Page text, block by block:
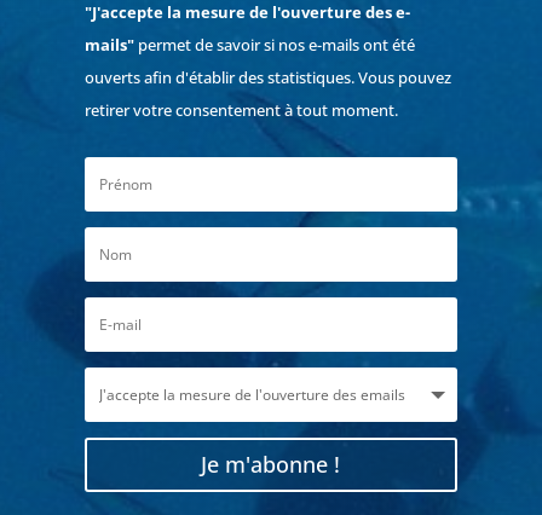
"J'accepte la mesure de l'ouverture des e-
mails"permet de savoir si nos e-mails ont été
ouverts afin d'établir des statistiques. Vous pouvez
retirer votre consentement à tout moment.
Je m'abonne !